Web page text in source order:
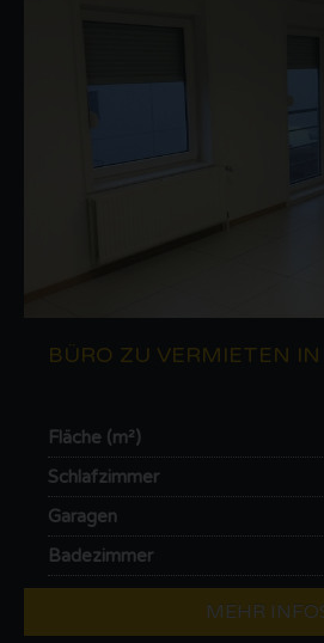
BÜRO ZU VERMIETEN
Fläche (m²)
Schlafzimmer
Garagen
Badezimmer
MEHR